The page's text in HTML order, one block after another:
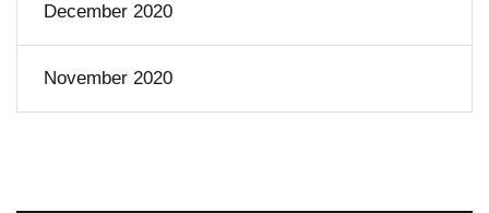
December 2020
November 2020